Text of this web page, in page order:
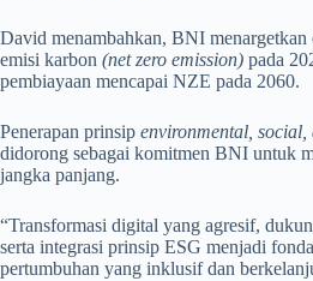
David menambahkan, BNI menargetkan
emisi karbon (net zero emission) pada
pembiayaan mencapai NZE pada 2060.
Penerapan prinsip environmental, social,
didorong sebagai komitmen BNI untuk
jangka panjang.
“Transformasi digital yang agresif,
serta integrasi prinsip ESG menjadi
pertumbuhan yang inklusif dan